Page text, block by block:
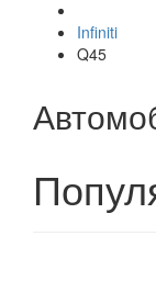
Infiniti
Q45